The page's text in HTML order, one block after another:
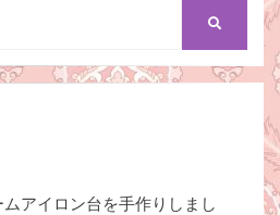
SEARCH
アイロン台を手作りしまし